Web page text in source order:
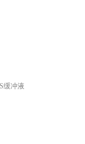
缓冲液